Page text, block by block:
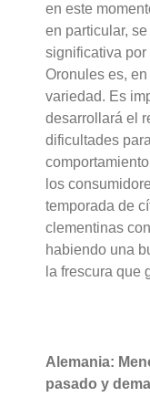
en este
en particular,
significativa
Oronules es,
variedad. Es
desarrollará el
dificultades
los
temporada de
clementinas
habiendo una
la frescura que
Alemania:
pasado y